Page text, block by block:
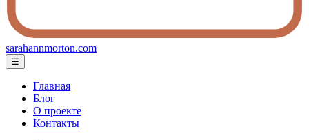
sarahannmorton.com
☰
Главная
Блог
О проекте
Контакты